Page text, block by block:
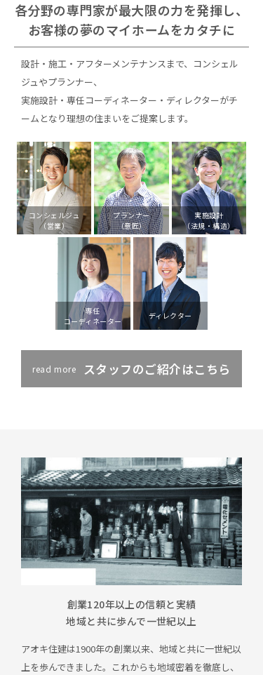
各分野の専門家が最大限の力を発揮し、
お客様の夢のマイホームをカタチに
設計・施工・アフターメンテナンスまで、コンシェル
ジュやプランナー、
実施設計・専任コーディネーター・ディレクターがチ
ームとなり理想の住まいをご提案します。
コンシェルジュ
（営業）
プランナー
（意匠）
実施設計
（法規・構造）
専任
コーディネーター
ディレクター
read more スタッフのご紹介はこちら
創業120年以上の信頼と実績
地域と共に歩んで一世紀以上
アオキ住建は1900年の創業以来、地域と共に一世紀以
上を歩んできました。これからも地域密着を徹底し、